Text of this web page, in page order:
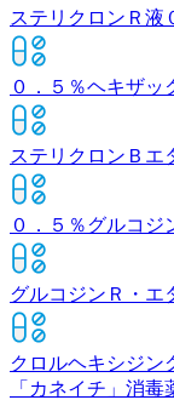
ステリクロンＲ液
０．５％ヘキザッ
ステリクロンＢエ
０．５％グルコジ
グルコジンＲ・エ
クロルヘキシジン
「カネイチ」 消毒